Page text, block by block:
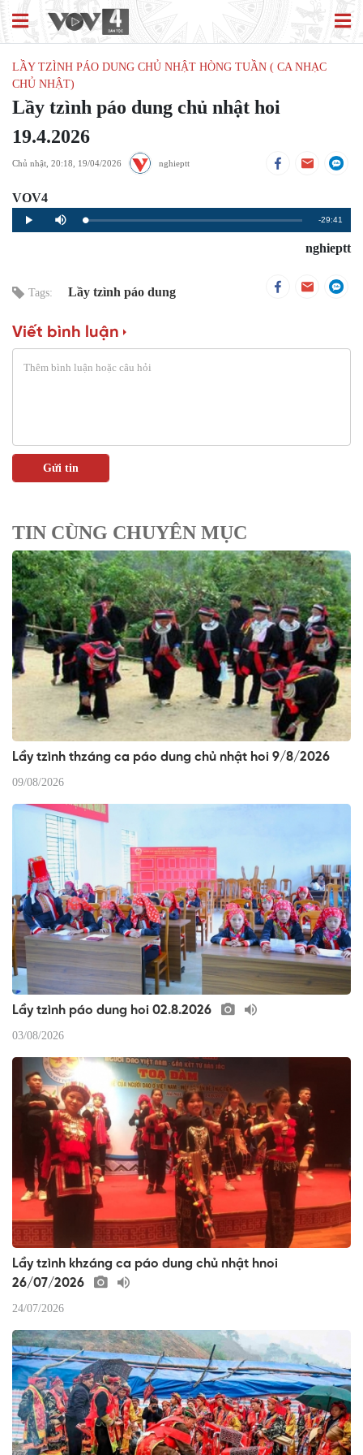
LẦY TZÌNH PÁO DUNG CHỦ NHẬT HÒNG TUẦN ( CA NHẠC
CHỦ NHẬT)
Lầy tzình páo dung chủ nhật hoi
19.4.2026
Chủ nhật, 20:18, 19/04/2026 nghieptt
VOV4
Play Mute Loaded:
0%
Progress:
0%
Remaining
Time
-29:41
nghieptt
Tags: Lầy tzình páo dung
Viết bình luận
TIN CÙNG CHUYÊN MỤC
Lầy tzình thzáng ca páo dung chủ nhật hoi 9/8/2026
09/08/2026
Lầy tzình páo dung hoi 02.8.2026
03/08/2026
Lầy tzình khzáng ca páo dung chủ nhật hnoi
26/07/2026
24/07/2026